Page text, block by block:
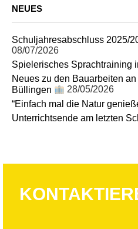
NEUES
Schuljahresabschluss 2025/
08/07/2026
Spielerisches Sprachtraining
Neues zu den Bauarbeiten
Büllingen
28/05/2026
“Einfach mal die Natur
Unterrichtsende am letzten